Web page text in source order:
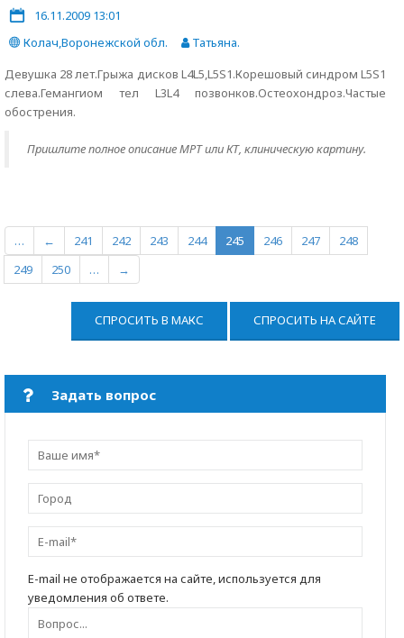
16.11.2009 13:01
Колач,Воронежской обл.
Татьяна.
Девушка 28 лет.Грыжа дисков L4L5,L5S1.Корешовый синдром L5S1
слева.Гемангиом тел L3L4 позвонков.Остеохондроз.Частые
обострения.
Пришлите полное описание МРТ или КТ, клиническую картину.
… ← 241 242 243 244 245 246 247
248
249
250 … →
СПРОСИТЬ В МАКС СПРОСИТЬ НА САЙТЕ
Задать вопрос
E-mail не отображается на сайте, используется для
уведомления об ответе.